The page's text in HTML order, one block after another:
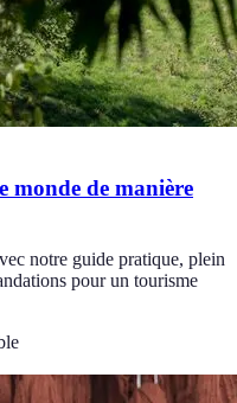
monde de manière
notre guide pratique, plein
pour un tourisme